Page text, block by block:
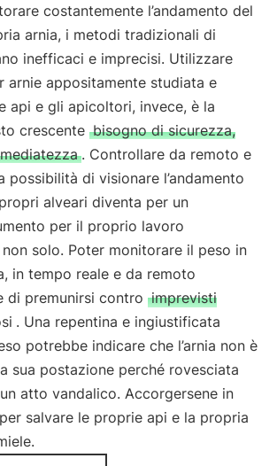
costantemente l’andamento del
arnia, i metodi tradizionali di
inefficaci e imprecisi. Utilizzare
arnie appositamente studiata e
api e gli apicoltori, invece, è la
crescente bisogno di sicurezza,
. Controllare da remoto e
possibilità di visionare l’andamento
alveari diventa per un
per il proprio lavoro
solo. Poter monitorare il peso in
in tempo reale e da remoto
di premunirsi contro imprevisti
. Una repentina e ingiustificata
potrebbe indicare che l’arnia non è
sua postazione perché rovesciata
atto vandalico. Accorgersene in
salvare le proprie api e la propria